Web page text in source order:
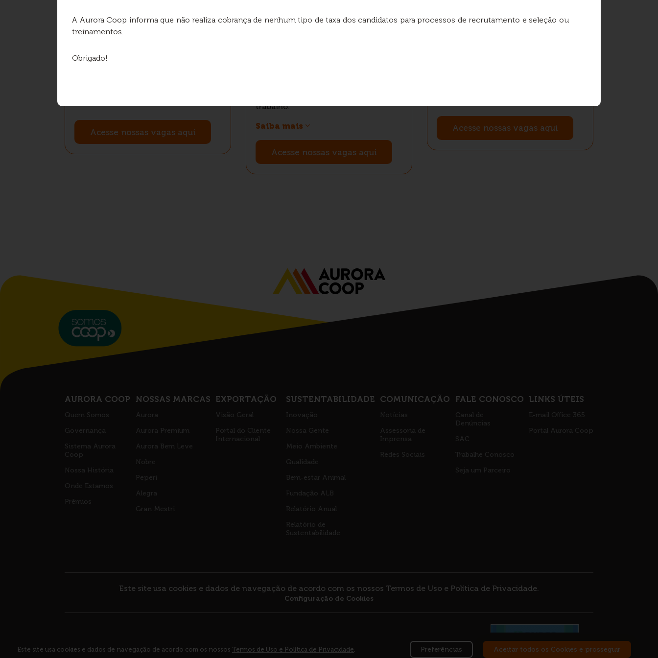
Programa de Estágios
Acesse nossas vagas aqui
trabalho.
Saiba mais
Acesse nossas vagas aqui
Acesse nossas vagas aqui
A Aurora Coop informa que não realiza cobrança de nenhum tipo de taxa dos candidatos para processos de recrutamento e seleção ou
treinamentos.
Obrigado!
AURORA COOP
Quem Somos
Governança
Sistema Aurora
Coop
Nossa História
Onde Estamos
Prêmios
NOSSAS MARCAS
Aurora
Aurora Premium
Aurora Bem Leve
Nobre
Peperi
Alegra
Gran Mestri
EXPORTAÇÃO
Visão Geral
Portal do Cliente
Internacional
SUSTENTABILIDADE
Inovação
Nossa Gente
Meio Ambiente
Qualidade
Bem-estar Animal
Fundação ALB
Relatório Anual
Relatório de
Sustentabilidade
COMUNICAÇÃO
Notícias
Assessoria de
Imprensa
Redes Sociais
FALE CONOSCO
Canal de
Denúncias
SAC
Trabalhe Conosco
Seja um Parceiro
LINKS ÚTEIS
E-mail Office 365
Portal Aurora Coop
Este site usa cookies e dados de navegação de acordo com os nossos Termos de Uso e Política de Privacidade.
Configuração de Cookies
DESENVOLVIMENTO:
Este site usa cookies e dados de navegação de acordo com os nossos Termos de Uso e Política de Privacidade. Preferências Aceitar todos os Cookies e prosseguir